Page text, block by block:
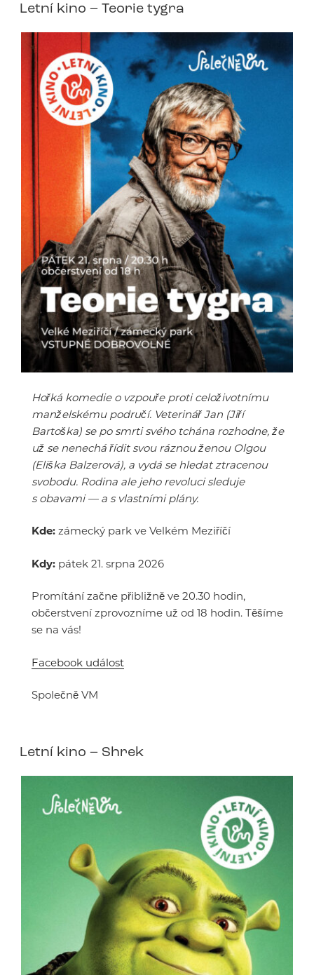
Letní kino – Teorie tygra
Hořká komedie o vzpouře proti celoživotnímu
manželskému područí. Veterinář Jan (Jiří
Bartoška) se po smrti svého tchána rozhodne, že
už se nenechá řídit svou ráznou ženou Olgou
(Eliška Balzerová), a vydá se hledat ztracenou
svobodu. Rodina ale jeho revoluci sleduje
s obavami — a s vlastními plány.
Kde: zámecký park ve Velkém Meziříčí
Kdy: pátek 21. srpna 2026
Promítání začne přibližně ve 20.30 hodin,
občerstvení zprovozníme už od 18 hodin. Těšíme
se na vás!
Facebook událost
Společně VM
Letní kino – Shrek